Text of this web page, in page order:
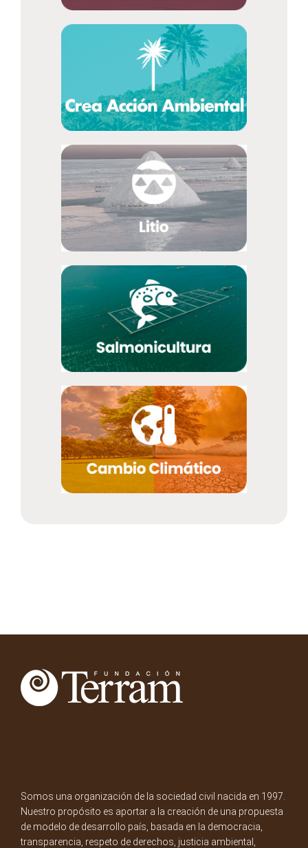
Somos una organización de la sociedad civil nacida en 1997.
Nuestro propósito es aportar a la creación de una propuesta
de modelo de desarrollo país, basada en la democracia,
transparencia, respeto de derechos, justicia ambiental,